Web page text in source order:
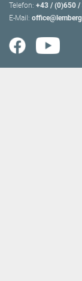
Telefon: +43 / (0)650 /
E-Mail: